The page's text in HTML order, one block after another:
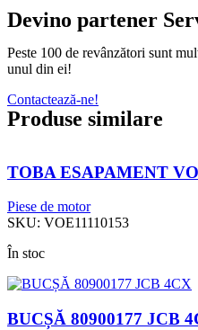
Devino partener
Peste 100 de revânzători sunt
unul din ei!
Contactează-ne!
Produse similare
TOBA ESAPAMENT
Piese de motor
SKU: VOE11110153
În stoc
BUCȘĂ 80900177 JCB